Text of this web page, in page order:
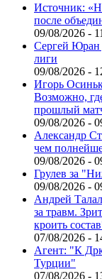
Источник:
после
09/08/2026 -
Сергей Юран
лиги
09/08/2026 -
Игорь
Возможно,
прошлый
09/08/2026 -
Александр
чем
09/08/2026 -
Грулев за
09/08/2026 -
Андрей
за травм.
кроить
07/08/2026 -
Агент: "К
Турции"
07/08/2026 -